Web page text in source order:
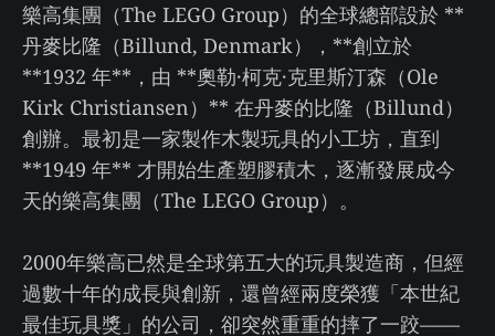
樂高集團（The LEGO Group）的全球總部設於 **
丹麥比隆（Billund, Denmark），**創立於
**1932 年**，由 **奧勒·柯克·克里斯汀森（Ole
Kirk Christiansen）** 在丹麥的比隆（Billund）
創辦。最初是一家製作木製玩具的小工坊，直到
**1949 年** 才開始生產塑膠積木，逐漸發展成今
天的樂高集團（The LEGO Group）。
2000年樂高已然是全球第五大的玩具製造商，但經
過數十年的成長與創新，還曾經兩度榮獲「本世紀
最佳玩具獎」的公司，卻突然重重的摔了一跤——